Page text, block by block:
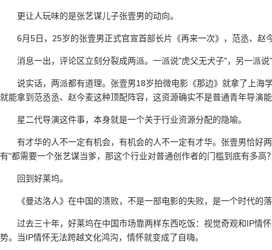
更让人玩味的是张艺谋儿子张壹男的动向。
6月5日，25岁的张壹男正式官宣首部长片《再来一次》，范丞、赵
消息一出，评论区立刻分裂成两派。一派说"虎父无犬子"，另一派
说实话，两派都有道理。张壹男18岁拍微电影《那边》就拿了上海
就能拿到范丞丞、赵今麦这种顶配阵容，这资源确实不是普通青年导演
星二代导演这件事，本身就是一个关于行业资源分配的隐喻。
有才华的人不一定有机会，有机会的人不一定有才华。张壹男恰好
有"都需要一个张艺谋当爹，那这个行业对普通创作者的门槛到底有多高
回到好莱坞。
《曼达洛人》在中国的溃败，不是一部电影的失败，是一个时代的
过去三十年，好莱坞在中国市场靠两样东西吃饭：视觉奇观和IP情
势。当IP情怀无法跨越文化鸿沟，情怀就变成了自嗨。